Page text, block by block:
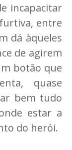
incapacitar
entre
dá àqueles
de agirem
botão que
quase
bem tudo
estar a
do herói.